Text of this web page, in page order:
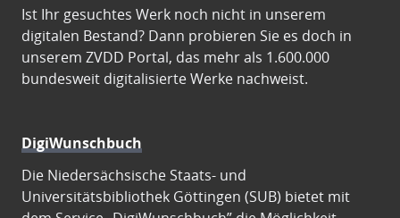
Ist Ihr gesuchtes Werk noch nicht in unserem
digitalen Bestand? Dann probieren Sie es doch in
unserem ZVDD Portal, das mehr als 1.600.000
bundesweit digitalisierte Werke nachweist.
DigiWunschbuch
Die Niedersächsische Staats- und
Universitätsbibliothek Göttingen (SUB) bietet mit